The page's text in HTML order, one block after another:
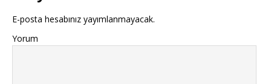
E-posta hesabınız yayımlanmayacak.
Yorum